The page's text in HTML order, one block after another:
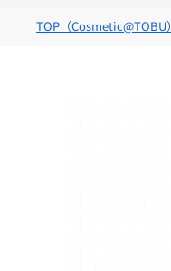
TOP（Cosmetic@TOBU）